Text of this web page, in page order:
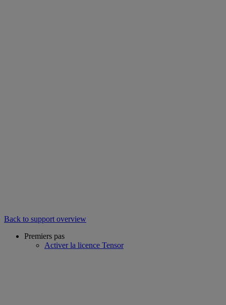
Back to support overview
Premiers pas
Activer la licence Tensor